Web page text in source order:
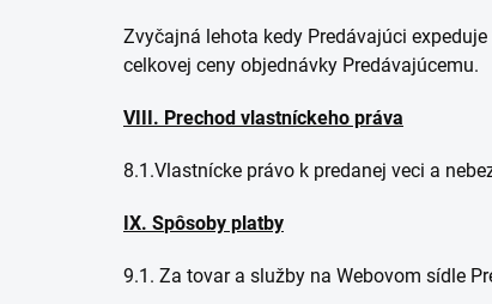
Zvyčajná lehota kedy Predávajúci
celkovej ceny objednávky Predávajúcemu.
VIII. Prechod vlastníckeho práva
8.1.Vlastnícke právo k predanej veci a
IX. Spôsoby platby
9.1. Za tovar a služby na Webovom sídle